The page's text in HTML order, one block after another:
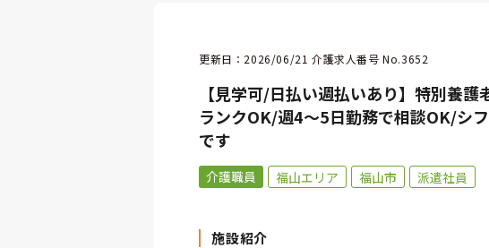
更新日：2026/06/21 介護求人番号 No.3652
【見学可/日払い週払いあり】特別養
ランクOK/週4～5日勤務で相談OK/シ
です
介護職員 福山エリア 福山市 派遣社員
施設紹介